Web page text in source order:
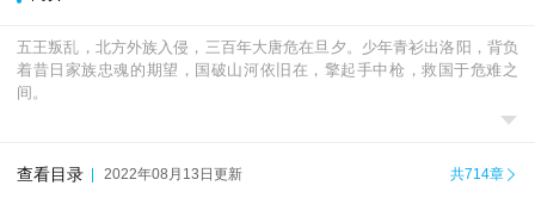
五王叛乱，北方外族入侵，三百年大唐危在旦夕。少年青衫出洛阳，背负
着昔日家族忠魂的期望，国破山河依旧在，擎起手中枪，救国于危难之
间。

查看目录 2022年08月13日更新 共714章 